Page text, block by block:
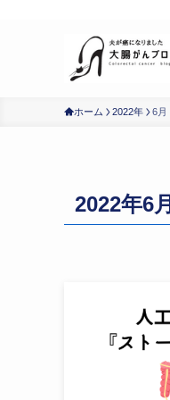
ホーム 2022年 6月
2022年6月